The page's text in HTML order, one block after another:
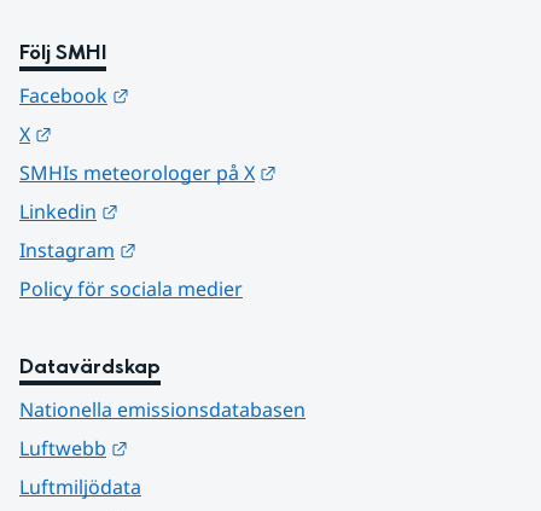
Följ SMHI
Facebook
X
SMHIs meteorologer på X
Linkedin
Instagram
Policy för sociala medier
Datavärdskap
Nationella emissionsdatabasen
Luftwebb
Luftmiljödata